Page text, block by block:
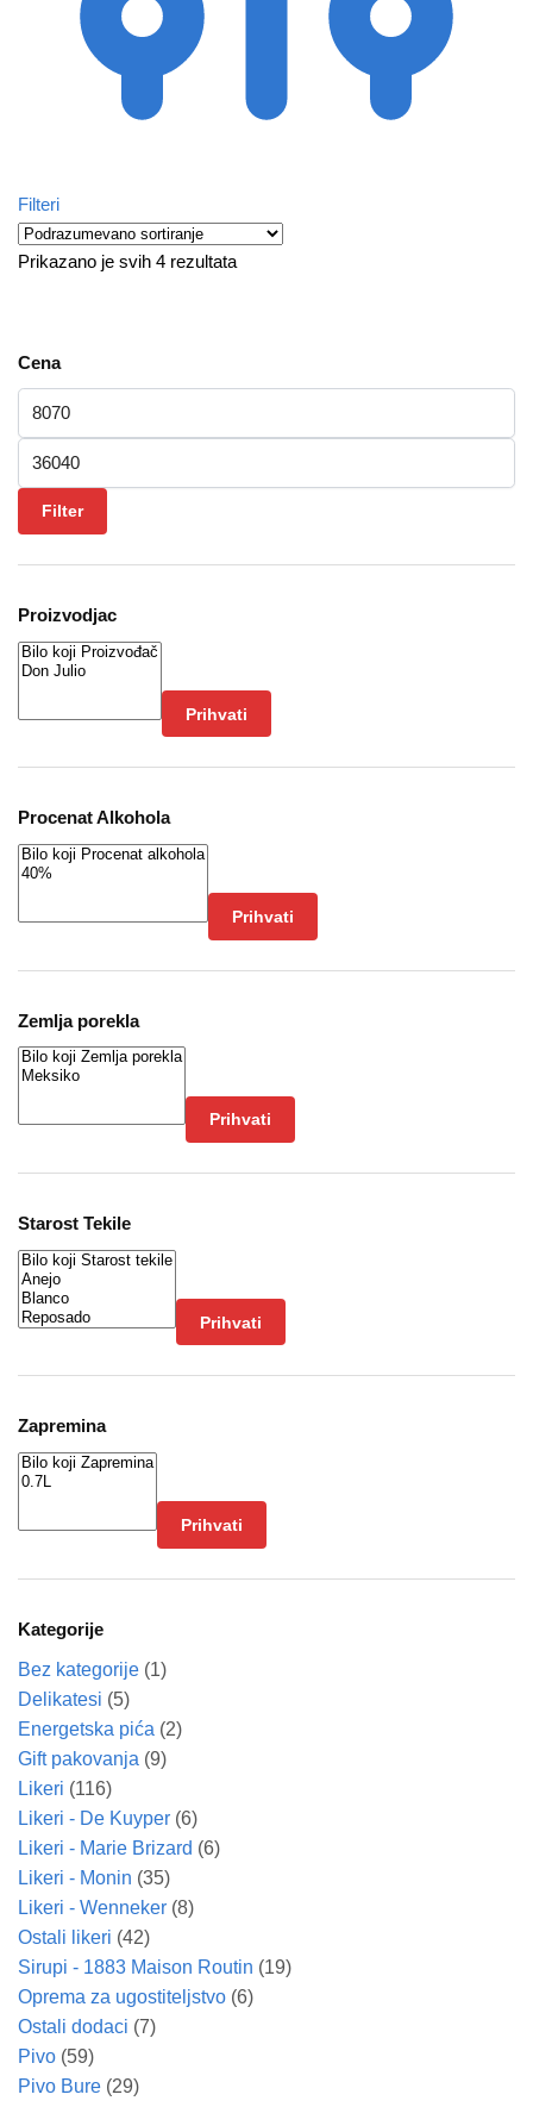
Filteri
Prikazano je svih 4 rezultata
Cena
Minimalna cena
Maksimalna cena
Filter
Proizvodjac
Prihvati
Procenat Alkohola
Prihvati
Zemlja porekla
Prihvati
Starost Tekile
Prihvati
Zapremina
Prihvati
Kategorije
Bez kategorije (1)
Delikatesi (5)
Energetska pića (2)
Gift pakovanja (9)
Likeri (116)
Likeri - De Kuyper (6)
Likeri - Marie Brizard (6)
Likeri - Monin (35)
Likeri - Wenneker (8)
Ostali likeri (42)
Sirupi - 1883 Maison Routin (19)
Oprema za ugostiteljstvo (6)
Ostali dodaci (7)
Pivo (59)
Pivo Bure (29)